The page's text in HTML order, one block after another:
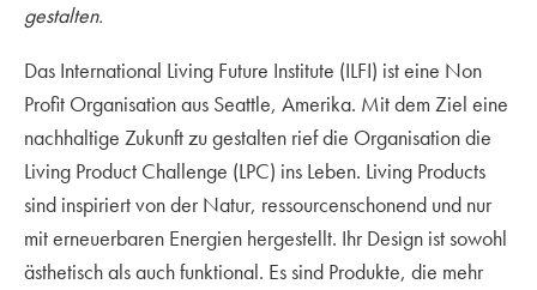
gestalten.
Das International Living Future Institute (ILFI) ist eine Non
Profit Organisation aus Seattle, Amerika. Mit dem Ziel eine
nachhaltige Zukunft zu gestalten rief die Organisation die
Living Product Challenge (LPC) ins Leben. Living Products
sind inspiriert von der Natur, ressourcenschonend und nur
mit erneuerbaren Energien hergestellt. Ihr Design ist sowohl
ästhetisch als auch funktional. Es sind Produkte, die mehr